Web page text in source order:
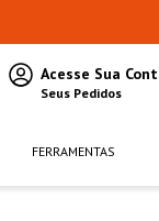
FERRAMENTAS